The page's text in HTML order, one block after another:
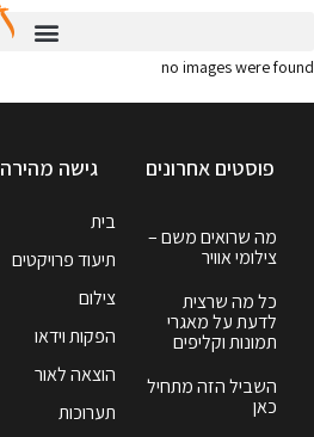
no images were found
פוסטים אחרונים
מה שרואים משם –
צילומי אוויר
כל מה שרצית
לדעת על מאגרי
תמונות וקליפים
השביל הזה מתחיל
כאן
גישה מהירה
בית
תיעוד פרויקטים
צילום
הפקות וידאו
הוצאה לאור
תערוכות